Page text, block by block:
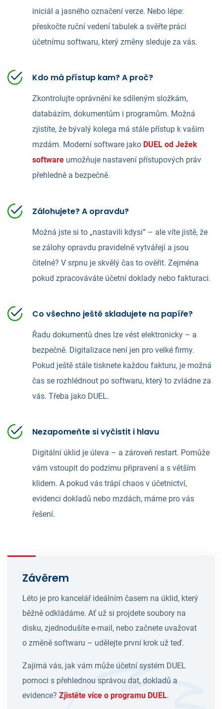
iniciál a jasného označení verze. Nebo lépe:
přeskočte ruční vedení tabulek a svěřte práci
účetnímu softwaru, který změny sleduje za vás.
Kdo má přístup kam? A proč?
Zkontrolujte oprávnění ke sdíleným složkám,
databázím, dokumentům i programům. Možná
zjistíte, že bývalý kolega má stále přístup k vašim
mzdám. Moderní software jako DUEL od Ježek
software umožňuje nastavení přístupových práv
přehledně a bezpečně.
Zálohujete? A opravdu?
Možná jste si to „nastavili kdysi“ – ale víte jistě, že
se zálohy opravdu pravidelně vytvářejí a jsou
čitelné? V srpnu je skvělý čas to ověřit. Zejména
pokud zpracováváte účetní doklady nebo fakturaci.
Co všechno ještě skladujete na papíře?
Řadu dokumentů dnes lze vést elektronicky – a
bezpečně. Digitalizace není jen pro velké firmy.
Pokud ještě stále tisknete každou fakturu, je možná
čas se rozhlédnout po softwaru, který to zvládne za
vás. Třeba jako DUEL.
Nezapomeňte si vyčistit i hlavu
Digitální úklid je úleva – a zároveň restart. Pomůže
vám vstoupit do podzimu připravení a s větším
klidem. A pokud vás trápí chaos v účetnictví,
evidenci dokladů nebo mzdách, máme pro vás
řešení.
Závěrem
Léto je pro kancelář ideálním časem na úklid, který
běžně odkládáme. Ať už si projdete soubory na
disku, zjednodušíte e-mail, nebo začnete uvažovat
o změně softwaru – udělejte první krok už teď.
Zajímá vás, jak vám může účetní systém DUEL
pomoci s přehlednou správou dat, dokladů a
evidence? Zjistěte více o programu DUEL.